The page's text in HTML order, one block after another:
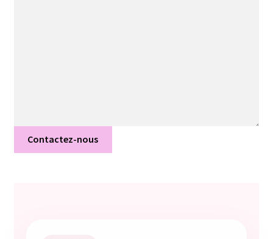
Contactez-nous